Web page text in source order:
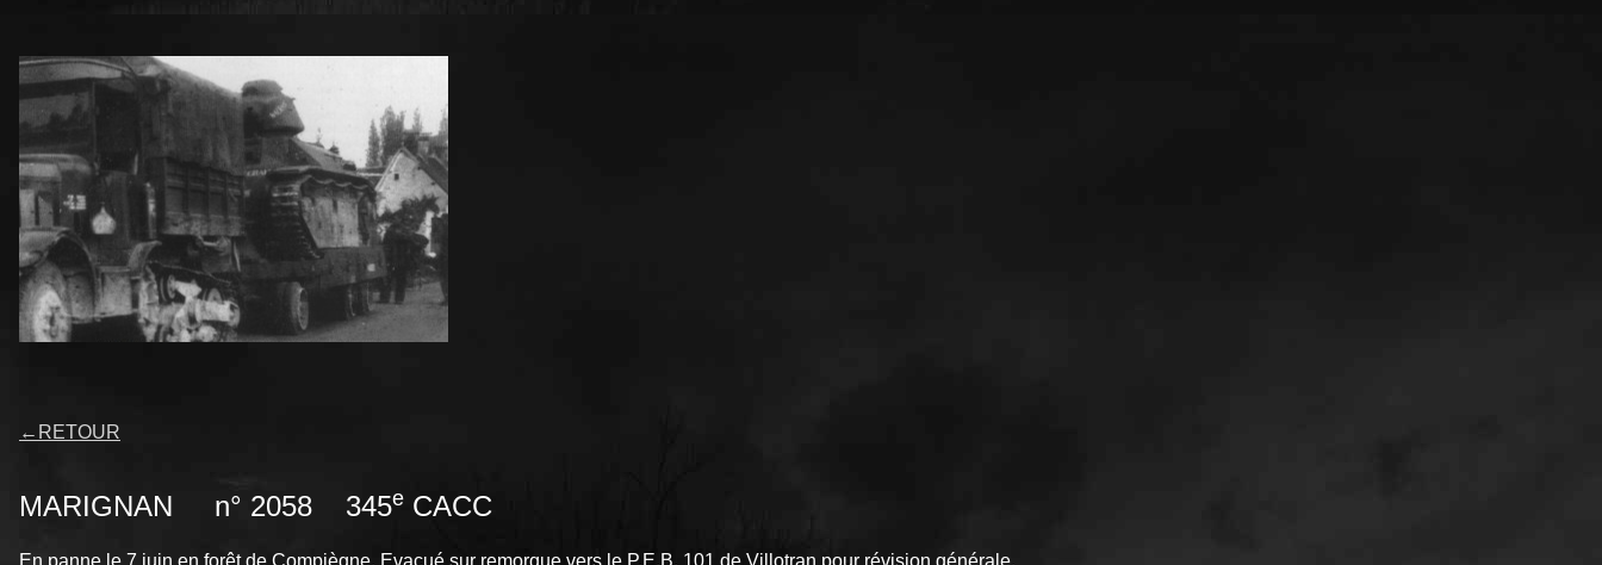
← RETOUR
MARIGNAN n° 2058 345e CACC
En panne le 7 juin en forêt de Compiègne. Evacué sur remorque vers le P.E.B. 101 de Villotran pour révision générale.